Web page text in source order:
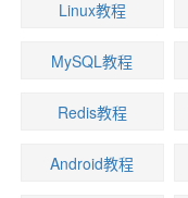
Linux教程
MySQL教程
Redis教程
Android教程